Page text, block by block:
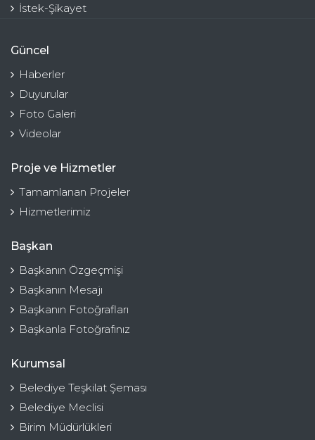
İstek-Şikayet
Güncel
Haberler
Duyurular
Foto Galeri
Videolar
Proje ve Hizmetler
Tamamlanan Projeler
Hizmetlerimiz
Başkan
Başkanın Özgeçmişi
Başkanın Mesajı
Başkanın Fotoğrafları
Başkanla Fotoğrafınız
Kurumsal
Belediye Teşkilat Şeması
Belediye Meclisi
Birim Müdürlükleri